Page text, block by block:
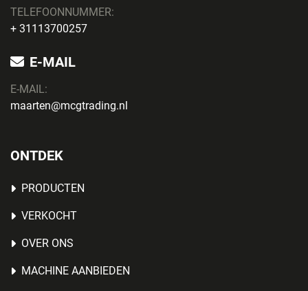
TELEFOONNUMMER:
+ 31113700257
E-MAIL
E-MAIL:
maarten@mcgtrading.nl
ONTDEK
PRODUCTEN
VERKOCHT
OVER ONS
MACHINE AANBIEDEN